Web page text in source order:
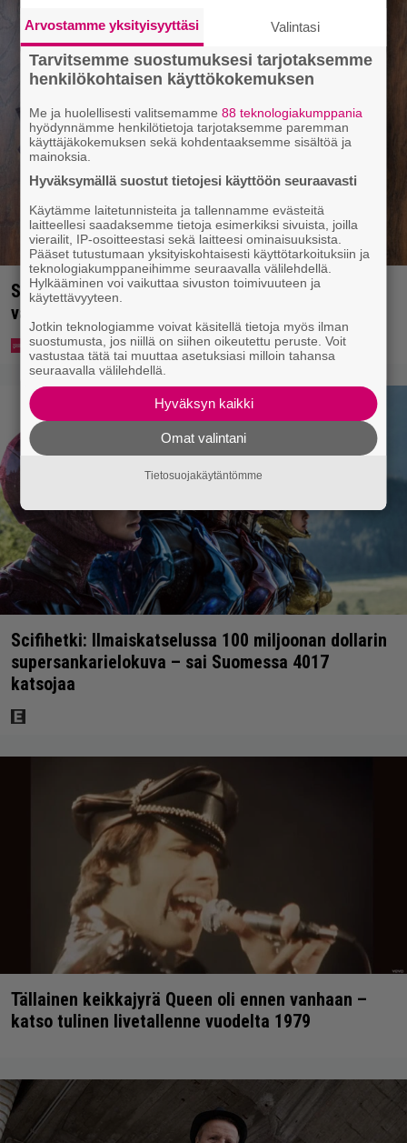
Syötkö perunoita näin? Tutkijat löysivät yhteyden
vakavaan kansansairauteen
Scifihetki: Ilmaiskatselussa 100 miljoonan dollarin
supersankarielokuva – sai Suomessa 4017
katsojaa
Tällainen keikkajyrä Queen oli ennen vanhaan –
katso tulinen livetallenne vuodelta 1979
Arvostamme yksityisyyttäsi Valintasi
Tarvitsemme suostumuksesi tarjotaksemme
henkilökohtaisen käyttökokemuksen
Me ja huolellisesti valitsemamme88 teknologiakumppania
hyödynnämme henkilötietoja tarjotaksemme paremman
käyttäjäkokemuksen sekä kohdentaaksemme sisältöä ja
mainoksia.
Hyväksymällä suostut tietojesi käyttöön seuraavasti
Käytämme laitetunnisteita ja tallennamme evästeitä
laitteellesi saadaksemme tietoja esimerkiksi sivuista, joilla
vierailit, IP-osoitteestasi sekä laitteesi ominaisuuksista.
Pääset tutustumaan yksityiskohtaisesti käyttötarkoituksiin ja
teknologiakumppaneihimme seuraavalla välilehdellä.
Hylkääminen voi vaikuttaa sivuston toimivuuteen ja
käytettävyyteen.
Jotkin teknologiamme voivat käsitellä tietoja myös ilman
suostumusta, jos niillä on siihen oikeutettu peruste. Voit
vastustaa tätä tai muuttaa asetuksiasi milloin tahansa
seuraavalla välilehdellä.
Hyväksyn kaikki
Omat valintani
Tietosuojakäytäntömme